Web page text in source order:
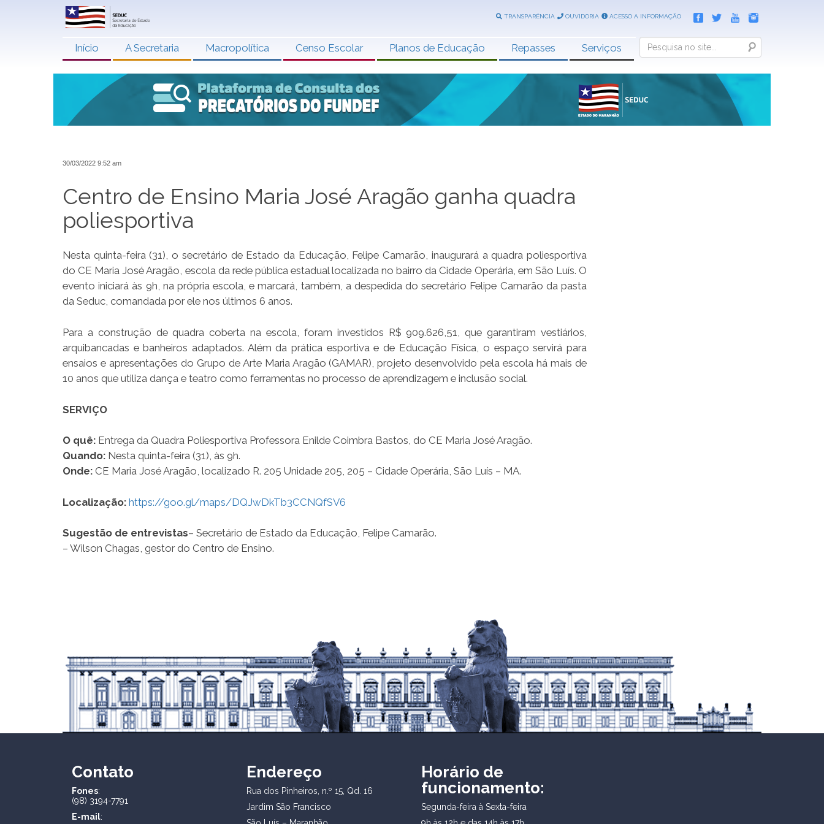
TRANSPARÊNCIA OUVIDORIA ACESSO A INFORMAÇÃO
Início A Secretaria Macropolítica Censo Escolar Planos de Educação Repasses Serviços Search
30/03/2022 9:52 am
Centro de Ensino Maria José Aragão ganha quadra
poliesportiva
Nesta quinta-feira (31), o secretário de Estado da Educação, Felipe Camarão, inaugurará a quadra poliesportiva
do CE Maria José Aragão, escola da rede pública estadual localizada no bairro da Cidade Operária, em São Luís. O
evento iniciará às 9h, na própria escola, e marcará, também, a despedida do secretário Felipe Camarão da pasta
da Seduc, comandada por ele nos últimos 6 anos.
Para a construção de quadra coberta na escola, foram investidos R$ 909.626,51, que garantiram vestiários,
arquibancadas e banheiros adaptados. Além da prática esportiva e de Educação Física, o espaço servirá para
ensaios e apresentações do Grupo de Arte Maria Aragão (GAMAR), projeto desenvolvido pela escola há mais de
10 anos que utiliza dança e teatro como ferramentas no processo de aprendizagem e inclusão social.
SERVIÇO
O quê: Entrega da Quadra Poliesportiva Professora Enilde Coimbra Bastos, do CE Maria José Aragão.
Quando: Nesta quinta-feira (31), às 9h.
Onde: CE Maria José Aragão, localizado R. 205 Unidade 205, 205 – Cidade Operária, São Luís – MA.
Localização: https://goo.gl/maps/DQJwDkTb3CCNQfSV6
Sugestão de entrevistas– Secretário de Estado da Educação, Felipe Camarão.
– Wilson Chagas, gestor do Centro de Ensino.
Contato
Fones:
(98) 3194-7791
E-mail:
Endereço
Rua dos Pinheiros, n.º 15, Qd. 16
Jardim São Francisco
Horário de
funcionamento:
Segunda-feira à Sexta-feira